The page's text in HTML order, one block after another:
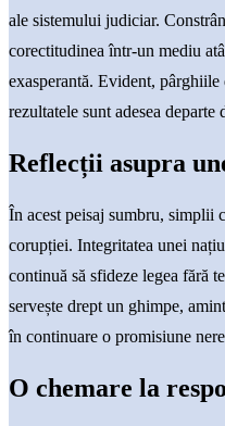
ale sistemului judiciar.
corectitudinea într-un mediu
exasperantă. Evident,
rezultatele sunt adesea
Reflecții asupra
În acest peisaj sumbru, simplii
corupției. Integritatea unei
continuă să sfideze legea fără
servește drept un ghimpe,
în continuare o promisiune
O chemare la